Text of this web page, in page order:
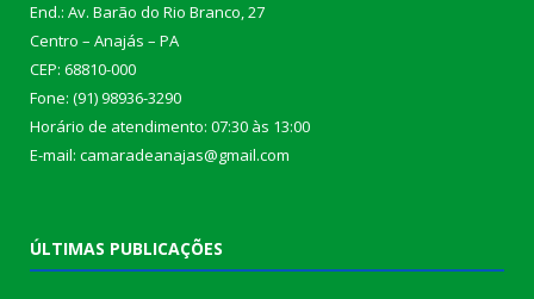
End.: Av. Barão do Rio Branco, 27
Centro – Anajás – PA
CEP: 68810-000
Fone: (91) 98936-3290
Horário de atendimento: 07:30 às 13:00
E-mail: camaradeanajas@gmail.com
ÚLTIMAS PUBLICAÇÕES